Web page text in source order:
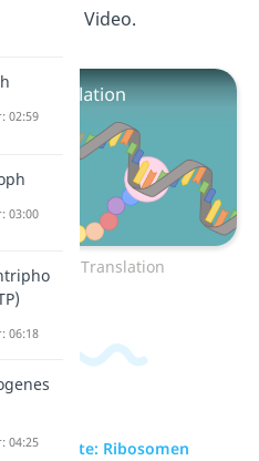
hier im Video.
Zum Video: Translation
Videoseite: Ribosomen
02:59
03:00
06:18
04:25